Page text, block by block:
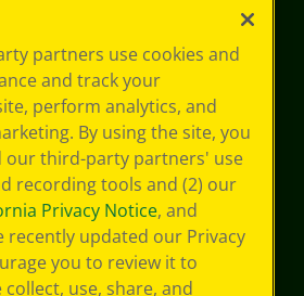
partners use cookies and
and track your
perform analytics, and
By using the site, you
our third-party partners' use
recording tools and (2) our
Privacy Notice, and
recently updated our Privacy
you to review it to
use, share, and